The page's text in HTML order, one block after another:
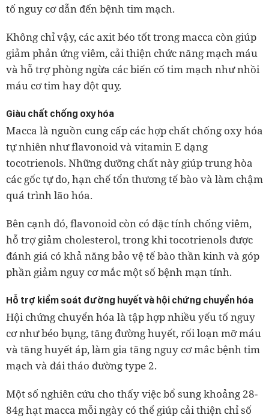
tố nguy cơ dẫn đến bệnh tim mạch.
Không chỉ vậy, các axit béo tốt trong macca còn giúp
giảm phản ứng viêm, cải thiện chức năng mạch máu
và hỗ trợ phòng ngừa các biến cố tim mạch như nhồi
máu cơ tim hay đột quỵ.
Giàu chất chống oxy hóa
Macca là nguồn cung cấp các hợp chất chống oxy hóa
tự nhiên như flavonoid và vitamin E dạng
tocotrienols. Những dưỡng chất này giúp trung hòa
các gốc tự do, hạn chế tổn thương tế bào và làm chậm
quá trình lão hóa.
Bên cạnh đó, flavonoid còn có đặc tính chống viêm,
hỗ trợ giảm cholesterol, trong khi tocotrienols được
đánh giá có khả năng bảo vệ tế bào thần kinh và góp
phần giảm nguy cơ mắc một số bệnh mạn tính.
Hỗ trợ kiểm soát đường huyết và hội chứng chuyển hóa
Hội chứng chuyển hóa là tập hợp nhiều yếu tố nguy
cơ như béo bụng, tăng đường huyết, rối loạn mỡ máu
và tăng huyết áp, làm gia tăng nguy cơ mắc bệnh tim
mạch và đái tháo đường type 2.
Một số nghiên cứu cho thấy việc bổ sung khoảng 28-
84g hạt macca mỗi ngày có thể giúp cải thiện chỉ số